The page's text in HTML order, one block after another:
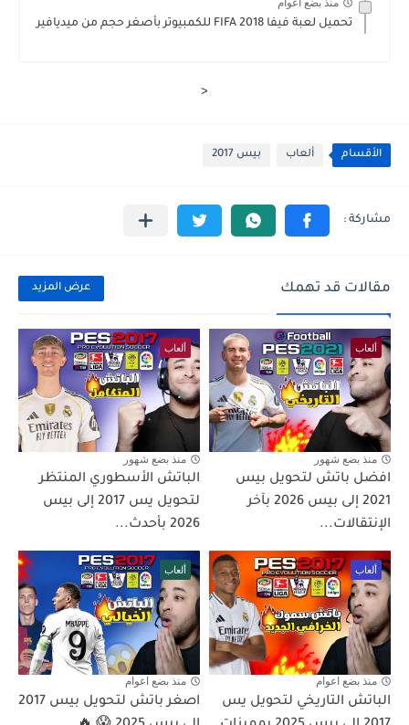
منذ بضع اعوام
تحميل لعبة فيفا 2018 FIFA للكمبيوتر بأصغر حجم من ميديافير
<
الأقسام ألعاب بيس 2017
مقالات قد تهمك عرض المزيد
ألعاب
منذ بضع شهور
افضل باتش لتحويل بيس
2021 إلى بيس 2026 بآخر
الإنتقالات...
ألعاب
منذ بضع شهور
الباتش الأسطوري المنتظر
لتحويل يس 2017 إلى بيس
2026 بأحدث...
ألعاب
منذ بضع اعوام
الباتش التاريخي لتحويل يس
ألعاب
منذ بضع اعوام
اصغر باتش لتحويل بيس 2017